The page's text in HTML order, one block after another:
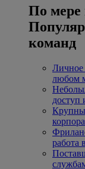
По мере
команд
Личное
любом
доступ
работа